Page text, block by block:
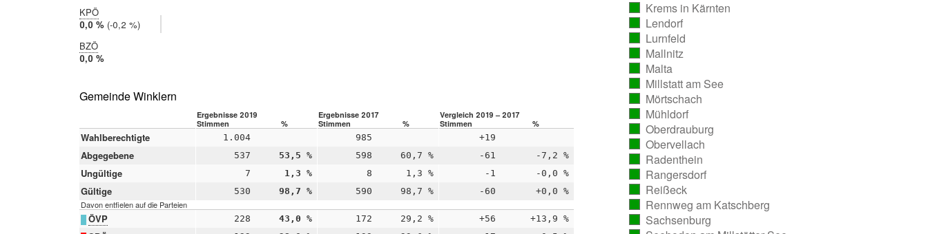
teilgenommen
KPÖ
2019:
0,0 %
2017:
0,2 %
Differenz:
-0,2 %
BZÖ
2019:
0,0 %
teilgenommen
Gemeinde Winklern
Ergebnisse 2019 Ergebnisse 2017
Vergleich 2019 – 2017
Stimmen
% Stimmen % Stimmen %
Wahlberechtigte 1.004 985 +19
Abgegebene 537 53,5 % 598 60,7 % -61 -7,2 %
Ungültige 7 1,3 % 8 1,3 % -1 -0,0 %
Gültige 530 98,7 % 590 98,7 % -60 +0,0 %
Davon entfielen auf die Parteien
ÖVP 228 43,0 % 172 29,2 % +56 +13,9 %
ausgezählt)
Krems in Kärnten
ausgezählt)
Lendorf
ausgezählt)
Lurnfeld
ausgezählt)
Mallnitz
ausgezählt)
Malta
ausgezählt)
Millstatt am See
ausgezählt)
Mörtschach
ausgezählt)
Mühldorf
ausgezählt)
Oberdrauburg
ausgezählt)
Obervellach
ausgezählt)
Radenthein
ausgezählt)
Rangersdorf
ausgezählt)
Reißeck
ausgezählt)
Rennweg am Katschberg(vollständig
ausgezählt)
Sachsenburg